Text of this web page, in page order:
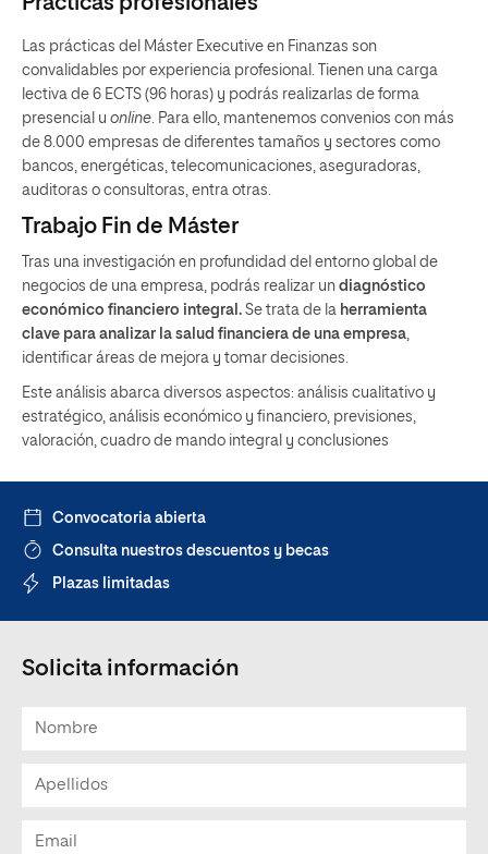
Data
Lenguajes de
programación y guía para
continuar las clases
prácticas
Acceso y limpieza de
datos Web en Finanzas
2
storytelling
Aplicaciones prácticas de
Big Data en Finanzas
2
Las reglas de juego: la
regulación
La tecnología como
elemento transformador
Ciclo de vida de empresas
Fintech
Principales impactos en el
Las prácticas del Máster Executive en Finanzas son
convalidables por experiencia profesional. Tienen una carga
lectiva de 6 ECTS (96 horas) y podrás realizarlas de forma
presencial u online. Para ello, mantenemos convenios con más
de 8.000 empresas de diferentes tamaños y sectores como
bancos, energéticas, telecomunicaciones, aseguradoras,
auditoras o consultoras, entra otras.
Trabajo Fin de Máster
Tras una investigación en profundidad del entorno global de
negocios de una empresa, podrás realizar un diagnóstico
económico financiero integral. Se trata de la herramienta
clave para analizar la salud financiera de una empresa,
identificar áreas de mejora y tomar decisiones.
Este análisis abarca diversos aspectos: análisis cualitativo y
estratégico, análisis económico y financiero, previsiones,
valoración, cuadro de mando integral y conclusiones
Convocatoria abierta
Consulta nuestros descuentos y becas
Plazas limitadas
Solicita información